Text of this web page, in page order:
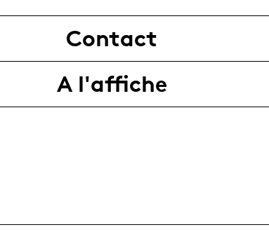
Contact
A l'affiche